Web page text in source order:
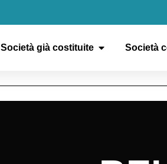
Società già costituite Società